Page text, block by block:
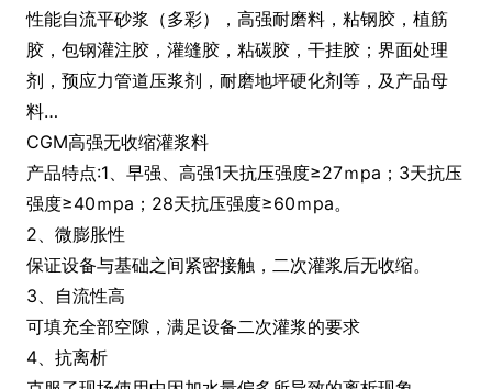
性能自流平砂浆（多彩），高强耐磨料，粘钢胶，植筋
胶，包钢灌注胶，灌缝胶，粘碳胶，干挂胶；界面处理
剂，预应力管道压浆剂，耐磨地坪硬化剂等，及产品母
料…
CGM高强无收缩灌浆料
产品特点:1、早强、高强1天抗压强度≥27ｍpa；3天抗压
强度≥40ｍpa；28天抗压强度≥60ｍpa。
2、微膨胀性
保证设备与基础之间紧密接触，二次灌浆后无收缩。
3、自流性高
可填充全部空隙，满足设备二次灌浆的要求
4、抗离析